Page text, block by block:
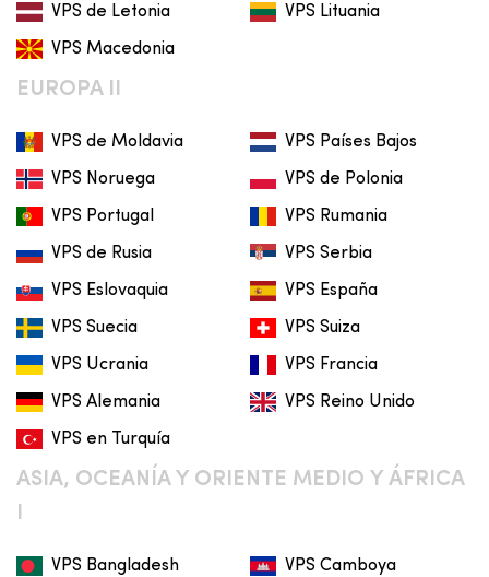
VPS de Letonia VPS Lituania
VPS Macedonia
EUROPA II
VPS de Moldavia VPS Países Bajos
VPS Noruega VPS de Polonia
VPS Portugal VPS Rumania
VPS de Rusia VPS Serbia
VPS Eslovaquia VPS España
VPS Suecia VPS Suiza
VPS Ucrania VPS Francia
VPS Alemania VPS Reino Unido
VPS en Turquía
ASIA, OCEANÍA Y ORIENTE MEDIO Y ÁFRICA
I
VPS Bangladesh VPS Camboya